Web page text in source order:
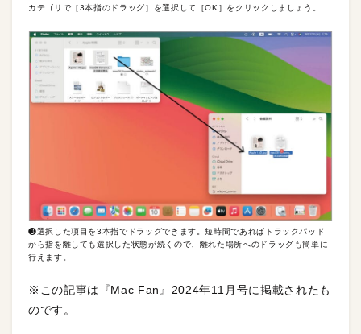
カテゴリで［3本指のドラッグ］を選択して［OK］をクリックしましょう。
❸選択した項目を3本指でドラッグできます。短時間であればトラックパッド
から指を離しても選択した状態が続くので、離れた場所へのドラッグも簡単に
行えます。
※この記事は『Mac Fan』2024年11月号に掲載されたも
のです。